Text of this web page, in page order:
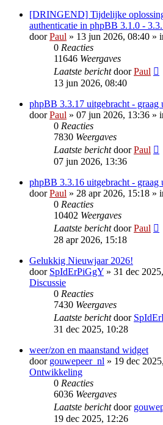
[DRINGEND] Tijdelijke
authenticatie in phpBB 3.1.0 -
doorPaul » 13 jun 2026, 08:40 »
0 Reacties
11646 Weergaves
Laatste berichtdoorPaul
13 jun 2026, 08:40
phpBB 3.3.17 uitgebracht - graag
doorPaul » 07 jun 2026, 13:36 »
0 Reacties
7830 Weergaves
Laatste berichtdoorPaul
07 jun 2026, 13:36
phpBB 3.3.16 uitgebracht - graag
doorPaul » 28 apr 2026, 15:18 »
0 Reacties
10402 Weergaves
Laatste berichtdoorPaul
28 apr 2026, 15:18
Gelukkig Nieuwjaar 2026!
door SpIdErPiGgY » 31 dec
Discussie
0 Reacties
7430 Weergaves
Laatste berichtdoor
31 dec 2025, 10:28
weer/zon en maanstand widget
door gouwepeer_nl » 19 dec
Ontwikkeling
0 Reacties
6036 Weergaves
Laatste berichtdoor
19 dec 2025, 12:26